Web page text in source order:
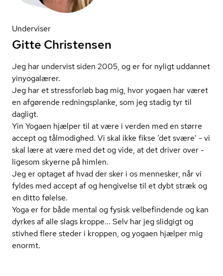
Underviser
Gitte Christensen
Jeg har undervist siden 2005, og er for nyligt uddannet
yinyogalærer.
Jeg har et stressforløb bag mig, hvor yogaen har været
en afgørende redningsplanke, som jeg stadig tyr til
dagligt.
Yin Yogaen hjælper til at være i verden med en større
accept og tålmodighed. Vi skal ikke fikse ‘det svære’ - vi
skal lære at være med det og vide, at det driver over -
ligesom skyerne på himlen.
Jeg er optaget af hvad der sker i os mennesker, når vi
fyldes med accept af og hengivelse til et dybt stræk og
en ditto følelse.
Yoga er for både mental og fysisk velbefindende og kan
dyrkes af alle slags kroppe... Selv har jeg slidgigt og
stivhed flere steder i kroppen, og yogaen hjælper mig
enormt.